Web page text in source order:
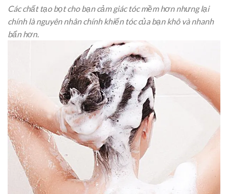
Các chất tạo bọt cho bạn cảm giác tóc mềm hơn nhưng lại
chính là nguyên nhân chính khiến tóc của bạn khô và nhanh
bẩn hơn.